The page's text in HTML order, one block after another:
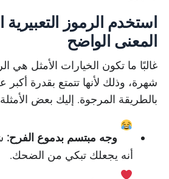
استخدم الرموز
المعنى الواضح
غالبًا ما تكون الخيارات الأمثل هي
شهرة، وذلك لأنها تتمتع بقدرة
بالطريقة المرجوة. إليك بعض
وجه مبتسم بدموع الفرح:
أنه يجعلك تبكي من الضحك.